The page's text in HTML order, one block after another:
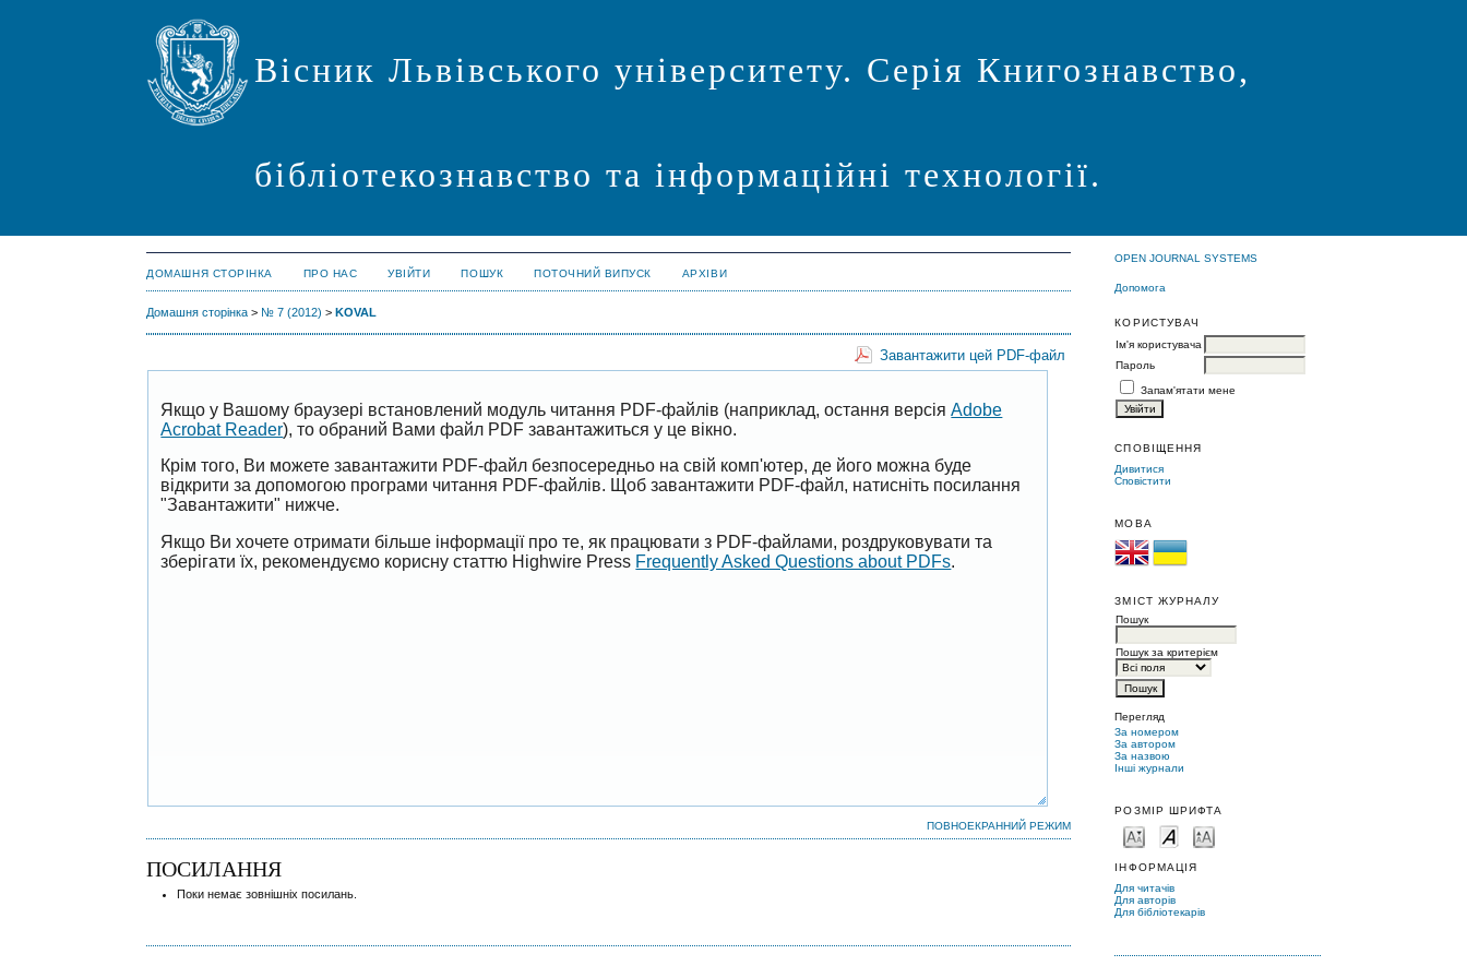
Вісник Львівського університету. Серія Книгознавство,
бібліотекознавство та інформаційні технології.
OPEN JOURNAL SYSTEMS
Допомога
КОРИСТУВАЧ
Ім'я користувача
Пароль
Запам'ятати мене
СПОВІЩЕННЯ
Дивитися
Сповістити
МОВА
ЗМІСТ ЖУРНАЛУ
Пошук
Пошук за критерієм
Перегляд
За номером
За автором
За назвою
Інші журнали
РОЗМІР ШРИФТА
ІНФОРМАЦІЯ
Для читачів
Для авторів
Для бібліотекарів
ДОМАШНЯ СТОРІНКА ПРО НАС УВІЙТИ ПОШУК ПОТОЧНИЙ ВИПУСК АРХІВИ
Домашня сторінка > № 7 (2012) >KOVAL
Завантажити цей PDF-файл
Якщо у Вашому браузері встановлений модуль читання PDF-файлів (наприклад, остання версіяAdobe
Acrobat Reader), то обраний Вами файл PDF завантажиться у це вікно.
Крім того, Ви можете завантажити PDF-файл безпосередньо на свій комп'ютер, де його можна буде
відкрити за допомогою програми читання PDF-файлів. Щоб завантажити PDF-файл, натисніть посилання
"Завантажити" нижче.
Якщо Ви хочете отримати більше інформації про те, як працювати з PDF-файлами, роздруковувати та
зберігати їх, рекомендуємо корисну статтю Highwire Press Frequently Asked Questions about PDFs.
ПОВНОЕКРАННИЙ РЕЖИМ
ПОСИЛАННЯ
Поки немає зовнішніх посилань.